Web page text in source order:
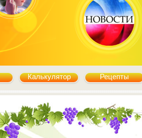
Калькулятор Рецепты